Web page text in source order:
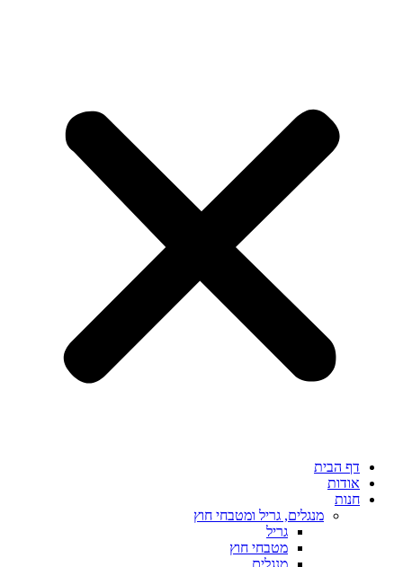
דף הבית
אודות
חנות
מנגלים, גריל ומטבחי חוץ
גריל
מטבחי חוץ